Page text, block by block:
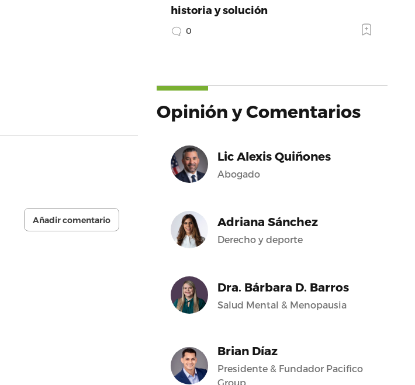
Añadir comentario
historia y solución
0
Opinión y Comentarios
Lic Alexis Quiñones
Abogado
Adriana Sánchez
Derecho y deporte
Dra. Bárbara D. Barros
Salud Mental & Menopausia
Brian Díaz
Presidente & Fundador Pacifico
Group